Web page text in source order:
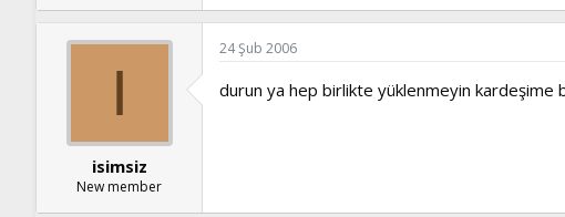
I
isimsiz
New member
24 Şub 2006
durun ya hep birlikte yüklenmeyin kardeşime